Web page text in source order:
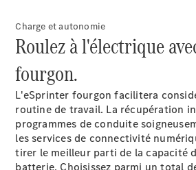
eSprinter
Tous les
eSprinter
eSprinter
Fourgon
Électrique
Charge et autonomie
Roulez à l'électrique
fourgon.
L'eSprinter fourgon facilitera
routine de travail. La récupération
programmes de conduite
les services de connectivité
tirer le meilleur parti de la capacité
batterie. Choisissez parmi un total